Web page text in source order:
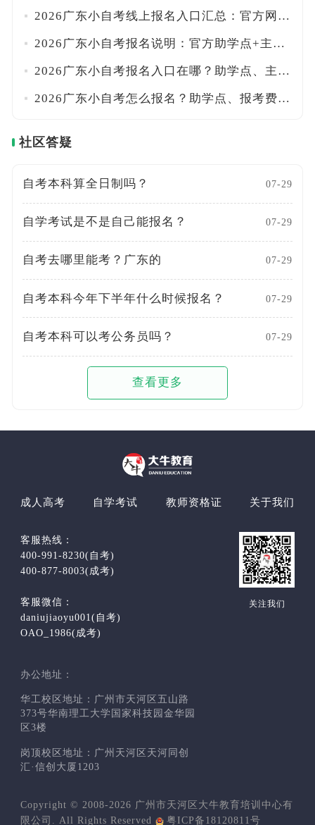
2026广东小自考线上报名入口汇总：官方网址+助学点查询全收录！附新生注册步骤
2026广东小自考报名说明：官方助学点+主考院校专业全收录！附报考条件与避坑提醒
2026广东小自考报名入口在哪？助学点、主考院校及开考专业一览！！附新生注册步骤
2026广东小自考怎么报名？助学点、报考费用及考试时间全汇总！附新手避坑提醒
社区答疑
自考本科算全日制吗？ 07-29
自学考试是不是自己能报名？ 07-29
自考去哪里能考？广东的 07-29
自考本科今年下半年什么时候报名？ 07-29
自考本科可以考公务员吗？ 07-29
查看更多
成人高考 自学考试 教师资格证 关于我们
客服热线：
400-991-8230(自考)
400-877-8003(成考)
客服微信：
daniujiaoyu001(自考)
OAO_1986(成考)
办公地址：
华工校区地址：广州市天河区五山路
373号华南理工大学国家科技园金华园
区3楼
岗顶校区地址：广州天河区天河同创
汇·信创大厦1203
关注我们
Copyright © 2008-2026 广州市天河区大牛教育培训中心有
限公司. All Rights Reserved
粤ICP备18120811号